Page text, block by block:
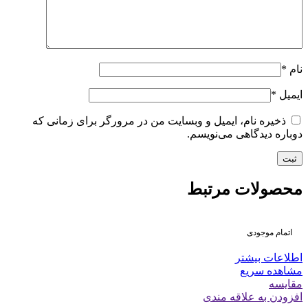
نام *
ایمیل *
ذخیره نام، ایمیل و وبسایت من در مرورگر برای زمانی که
دوباره دیدگاهی می‌نویسم.
محصولات مرتبط
اتمام موجودی
اطلاعات بیشتر
مشاهده سریع
مقایسه
افزودن به علاقه مندی